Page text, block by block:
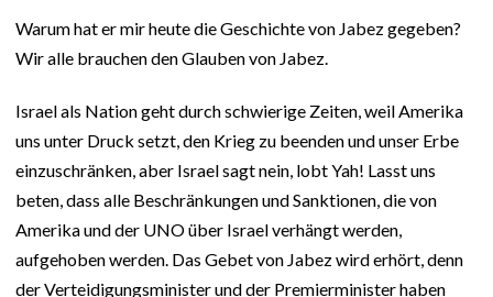
Warum hat er mir heute die Geschichte von Jabez gegeben?
Wir alle brauchen den Glauben von Jabez.
Israel als Nation geht durch schwierige Zeiten, weil Amerika
uns unter Druck setzt, den Krieg zu beenden und unser Erbe
einzuschränken, aber Israel sagt nein, lobt Yah! Lasst uns
beten, dass alle Beschränkungen und Sanktionen, die von
Amerika und der UNO über Israel verhängt werden,
aufgehoben werden. Das Gebet von Jabez wird erhört, denn
der Verteidigungsminister und der Premierminister haben